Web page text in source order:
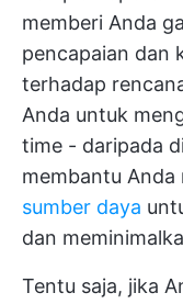
memberi Anda
pencapaian dan
terhadap
Anda untuk
time - daripada
membantu
sumber daya
dan
Tentu saja, jika